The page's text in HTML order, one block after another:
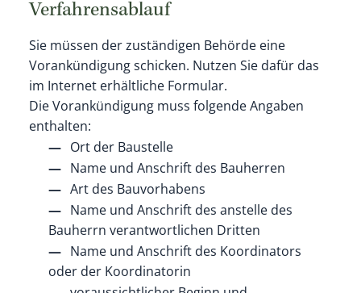
Verfahrensablauf
Sie müssen der zuständigen Behörde eine
Vorankündigung schicken. Nutzen Sie dafür das
im Internet erhältliche Formular.
Die Vorankündigung muss folgende Angaben
enthalten:
Ort der Baustelle
Name und Anschrift des Bauherren
Art des Bauvorhabens
Name und Anschrift des anstelle des
Bauherrn verantwortlichen Dritten
Name und Anschrift des Koordinators
oder der Koordinatorin